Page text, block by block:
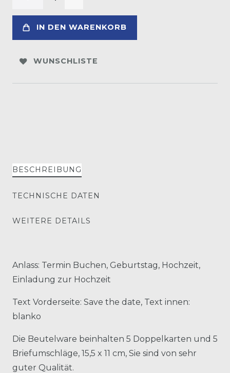
IN DEN WARENKORB
WUNSCHLISTE
BESCHREIBUNG
TECHNISCHE DATEN
WEITERE DETAILS
Anlass: Termin Buchen, Geburtstag, Hochzeit,
Einladung zur Hochzeit
Text Vorderseite: Save the date, Text innen:
blanko
Die Beutelware beinhalten 5 Doppelkarten und 5
Briefumschläge, 15,5 x 11 cm, Sie sind von sehr
guter Qualität.